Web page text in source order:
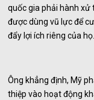
quốc gia phải hành xử
được dùng vũ lực để
đẩy lợi ích riêng của họ.
Ông khẳng định, Mỹ
thiệp vào hoạt động